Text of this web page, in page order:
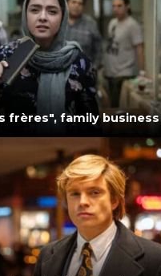
frères", family business